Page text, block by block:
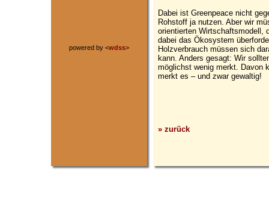
powered by <wdss>
Dabei ist Greenpeace nicht
Rohstoff ja nutzen. Aber wir
orientierten Wirtschaftsmodell,
dabei das Ökosystem
Holzverbrauch müssen sich
kann. Anders gesagt: Wir
möglichst wenig merkt. Davon
merkt es – und zwar gewaltig!
» zurück